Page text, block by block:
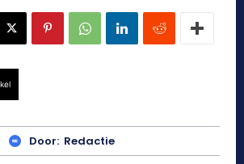
Door: Redactie